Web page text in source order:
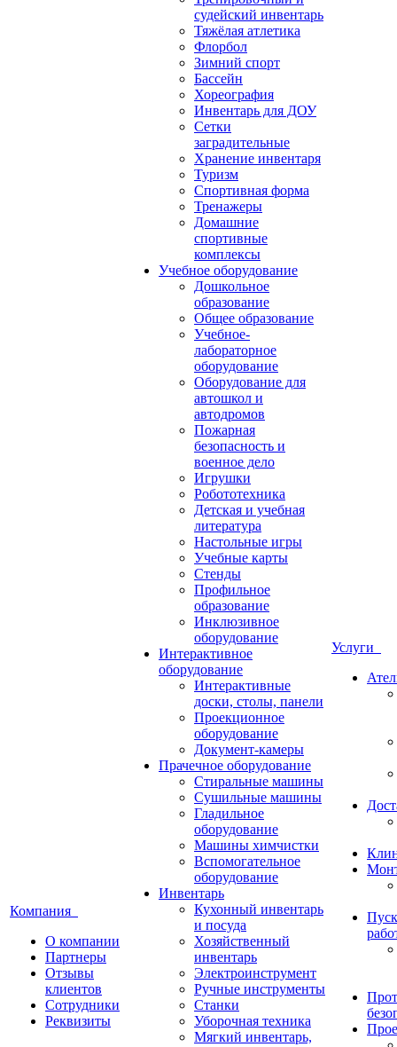
Компания
О компании
Партнеры
Отзывы
клиентов
Сотрудники
Реквизиты
судейский инвентарь
Тяжёлая атлетика
Флорбол
Зимний спорт
Бассейн
Хореография
Инвентарь для ДОУ
Сетки
заградительные
Хранение инвентаря
Туризм
Спортивная форма
Тренажеры
Домашние
спортивные
комплексы
Учебное оборудование
Дошкольное
образование
Общее образование
Учебное-
лабораторное
оборудование
Оборудование для
автошкол и
автодромов
Пожарная
безопасность и
военное дело
Игрушки
Робототехника
Детская и учебная
литература
Настольные игры
Учебные карты
Стенды
Профильное
образование
Инклюзивное
оборудование
Интерактивное
оборудование
Интерактивные
доски, столы, панели
Проекционное
оборудование
Документ-камеры
Прачечное оборудование
Стиральные машины
Сушильные машины
Гладильное
оборудование
Машины химчистки
Вспомогательное
оборудование
Инвентарь
Кухонный инвентарь
и посуда
Хозяйственный
инвентарь
Электроинструмент
Ручные инструменты
Станки
Уборочная техника
Мягкий инвентарь,
Услуги